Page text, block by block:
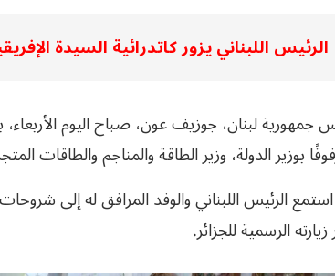
الرئيس اللبناني يزور كاتدرائية السيدة
جمهورية لبنان، جوزيف عون، صباح اليوم الأربعاء،
بوزير الدولة، وزير الطاقة والمناجم والطاقات
استمع الرئيس اللبناني والوفد المرافق له إلى
الرسمية للجزائر.